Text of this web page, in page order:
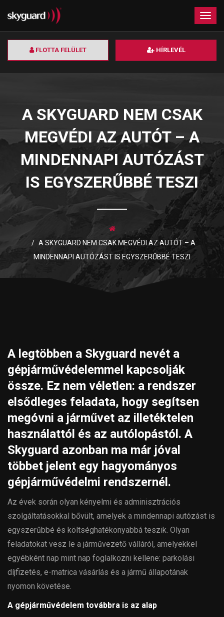
FLOTTA FELÜLET HÍRLEVÉL
×
A SKYGUARD NEM CSAK
MEGVÉDI AZ AUTÓT – A
MINDENNAPI AUTÓZÁST
IS EGYSZERŰBBÉ TESZI
A SKYGUARD NEM CSAK MEGVÉDI AZ AUTÓT – A
MINDENNAPI AUTÓZÁST IS EGYSZERŰBBÉ TESZI
A legtöbben a Skyguard nevét a
gépjárművédelemmel kapcsolják
össze. Ez nem véletlen: a rendszer
elsődleges feladata, hogy segítsen
megóvni a járművet az illetéktelen
használattól és az autólopástól. A
Skyguard azonban ma már jóval
többet jelent egy hagyományos
gépjárművédelmi rendszernél.
Az évek során olyan kényelmi és adminisztrációs
szolgáltatásokkal bővült, amelyek a mindennapi autózást is
egyszerűbbé és költséghatékonyabbá teszik. Olyan
feladatokat vesz le a járművezető válláról, amelyekkel
egyébként nap mint nap foglalkozni kellene: parkolási
díjfizetés, e-matrica vásárlás és a jármű állapotának
nyomon követése.
A gépjárművédelem továbbra is az alap